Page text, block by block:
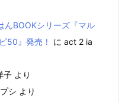
んBOOKシリーズ『マル
50』発売！
に act 2 ia
子 より
シ より